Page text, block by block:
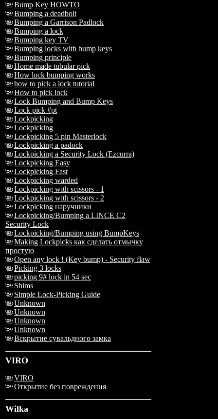
Bump Key HOWTO
Bumping a deadbolt
Bumping a Garrison Padlock
Bumping a lock
Bumping key TV
Bumping locks with bump keys
Bumping principle
Home made tubular pick
How lock bumping works
how to pick a lock tutorial
How to pick lock
Lock Bumping and Bump Keys
Lock pick #pt
Lockpicking
Lockpicking
Lockpicking 5 pin Masterlock
Lockpicking a padock
Lockpicking a Security Lock (Ezcurra)
Lockpicking Easy
Lockpicking Fast
Lockpicking warded
Lockpicking with scissors - 1
Lockpicking with scissors - 2
Lockpicking наручники
Lockpicking/Bumping a LINCE C2
Security Lock
Lockpicking/Bumping using BumpKeys
Making Lockpicks как сделать отмычку
простую
Open any lock ! (Key bump) - Security flaw
Picking 3 locks
picking 9# lock in 54 sec
Shims
Simple Lock-Picking Guide
Unknown
Unknown
Unknown
Unknown
Вскрытие сувальдного замка
VIRO
VIRO
Открытие без повреждения
Wilka